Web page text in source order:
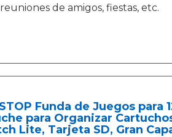
reuniones de amigos, fiestas, etc.
Funda de Juegos
para Organizar
Lite, Tarjeta SD, Gran